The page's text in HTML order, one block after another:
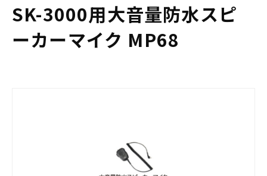
SK-3000用大音量防水スピ
ーカーマイク MP68